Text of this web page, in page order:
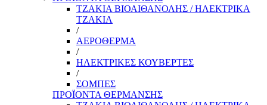
ΤΖΑΚΙΑ ΒΙΟΑΙΘΑΝΟΛΗΣ / ΗΛΕΚΤΡΙΚΑ
ΤΖΑΚΙΑ
/
ΑΕΡΟΘΕΡΜΑ
/
ΗΛΕΚΤΡΙΚΕΣ ΚΟΥΒΕΡΤΕΣ
/
ΣΟΜΠΕΣ
ΠΡΟΪΟΝΤΑ ΘΕΡΜΑΝΣΗΣ